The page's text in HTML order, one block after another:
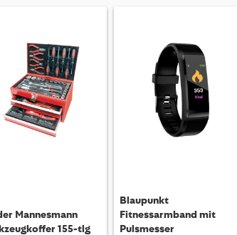
Mannesmann
155-tlg
Blaupunkt
Fitnessarmband mit
Pulsmesser